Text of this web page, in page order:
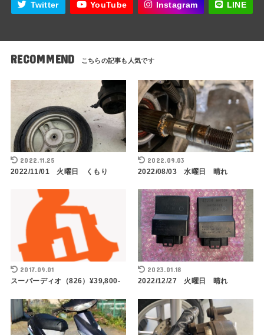
Twitter YouTube Instagram LINE
RECOMMEND
2022.11.25
2022/11/01 火曜日 くもり
2022.09.03
2022/08/03 水曜日 晴れ
2017.09.01
スーパーディオ（826）¥39,800-
2023.01.18
2022/12/27 火曜日 晴れ